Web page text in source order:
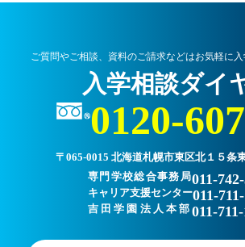
ご質問やご相談、資料のご請求などはお気軽に
入学相談ダイ
0120-
〒065-0015 北海道札幌市東区北１５条
専門学校総合事務局011-
キャリア支援センター011-
吉田学園法人本部011-